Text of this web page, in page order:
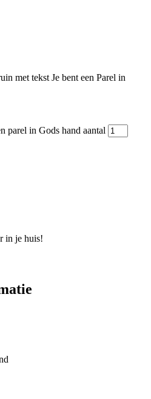
met tekst Je bent een Parel in
parel in Gods hand aantal
in je huis!